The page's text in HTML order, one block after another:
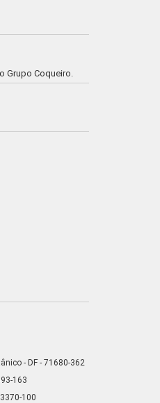
Grupo Coqueiro.
- DF - 71680-362
163
100